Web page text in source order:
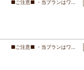
■ご注意■ ・当プランはワ…
■ご注意■ ・当プランはワ…